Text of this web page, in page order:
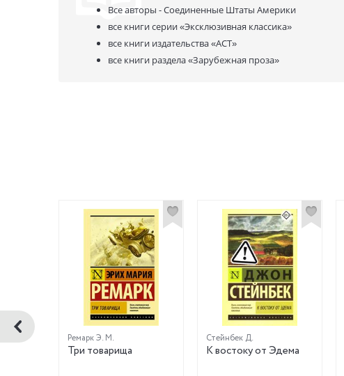
Все авторы - Соединенные Штаты Америки
все книги серии«Эксклюзивная классика»
все книги издательства«АСТ»
все книги раздела«Зарубежная проза»
Ремарк Э. М.
Три товарища
Стейнбек Д.
К востоку от Эдема